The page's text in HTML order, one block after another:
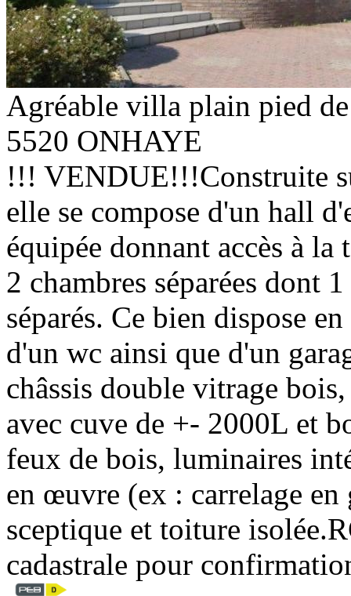
Agréable villa plain pied
5520 ONHAYE
!!! VENDUE!!!Construite
elle se compose d'un hall
équipée donnant accès à
2 chambres séparées dont
séparés. Ce bien dispose
d'un wc ainsi que d'un
châssis double vitrage
avec cuve de +- 2000L et
feux de bois, luminaires
en œuvre (ex : carrelage
sceptique et toiture
cadastrale pour